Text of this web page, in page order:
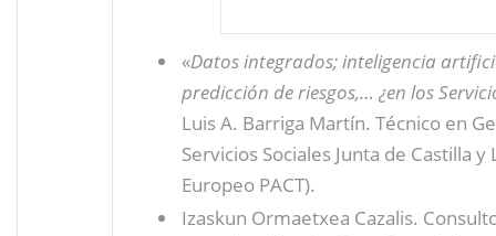
«Datos integrados; inteligencia
predicción de riesgos,… ¿en los
Luis A. Barriga Martín. Técnico en
Servicios Sociales Junta de Castilla
Europeo PACT).
Izaskun Ormaetxea Cazalis.